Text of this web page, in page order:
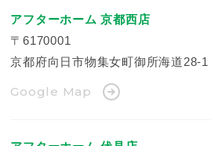
アフターホーム 京都西店
〒6170001
京都府向日市物集女町御所海道28-1
Google Map